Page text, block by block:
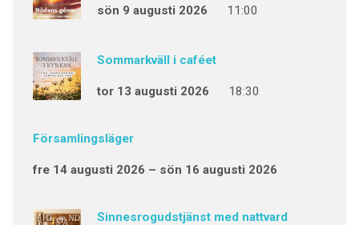
sön 9 augusti 2026 11:00
Sommarkväll i caféet
tor 13 augusti 2026 18:30
Församlingsläger
fre 14 augusti 2026 – sön 16 augusti 2026
Sinnesrogudstjänst med nattvard